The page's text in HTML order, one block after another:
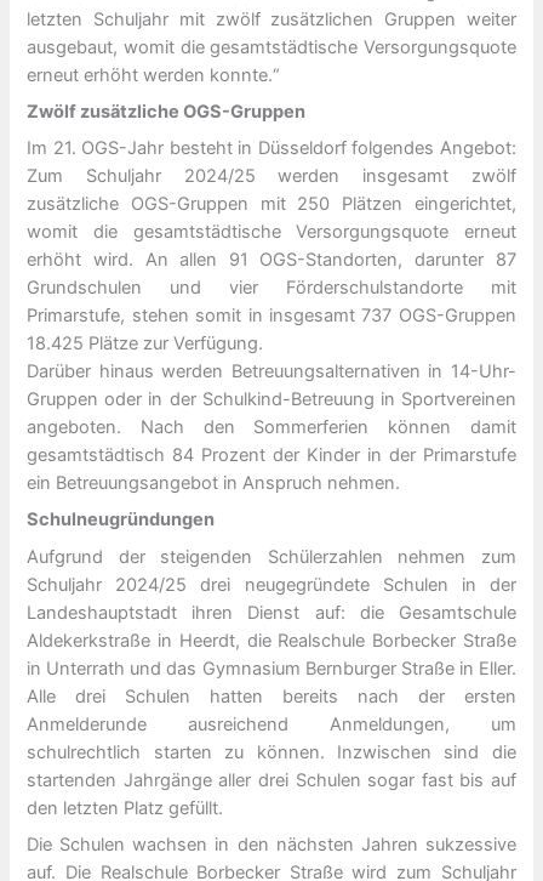
letzten Schuljahr mit zwölf zusätzlichen Gruppen weiter
ausgebaut, womit die gesamtstädtische Versorgungsquote
erneut erhöht werden konnte.“
Zwölf zusätzliche OGS-Gruppen
Im 21. OGS-Jahr besteht in Düsseldorf folgendes Angebot:
Zum Schuljahr 2024/25 werden insgesamt zwölf
zusätzliche OGS-Gruppen mit 250 Plätzen eingerichtet,
womit die gesamtstädtische Versorgungsquote erneut
erhöht wird. An allen 91 OGS-Standorten, darunter 87
Grundschulen und vier Förderschulstandorte mit
Primarstufe, stehen somit in insgesamt 737 OGS-Gruppen
18.425 Plätze zur Verfügung.
Darüber hinaus werden Betreuungsalternativen in 14-Uhr-
Gruppen oder in der Schulkind-Betreuung in Sportvereinen
angeboten. Nach den Sommerferien können damit
gesamtstädtisch 84 Prozent der Kinder in der Primarstufe
ein Betreuungsangebot in Anspruch nehmen.
Schulneugründungen
Aufgrund der steigenden Schülerzahlen nehmen zum
Schuljahr 2024/25 drei neugegründete Schulen in der
Landeshauptstadt ihren Dienst auf: die Gesamtschule
Aldekerkstraße in Heerdt, die Realschule Borbecker Straße
in Unterrath und das Gymnasium Bernburger Straße in Eller.
Alle drei Schulen hatten bereits nach der ersten
Anmelderunde ausreichend Anmeldungen, um
schulrechtlich starten zu können. Inzwischen sind die
startenden Jahrgänge aller drei Schulen sogar fast bis auf
den letzten Platz gefüllt.
Die Schulen wachsen in den nächsten Jahren sukzessive
auf. Die Realschule Borbecker Straße wird zum Schuljahr